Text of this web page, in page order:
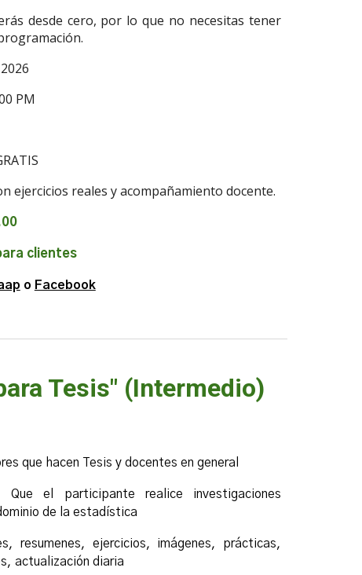
desde cero, por lo que no necesitas tener
PM
ejercicios reales y acompañamiento docente.
clientes
o Facebook
Tesis" (Intermedio)
que hacen Tesis y docentes en general
Que el participante realice investigaciones
de la estadística
resumenes, ejercicios, imágenes, prácticas,
actualización diaria